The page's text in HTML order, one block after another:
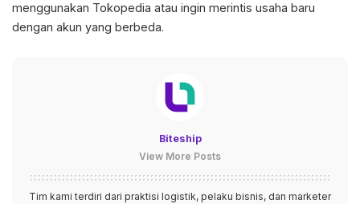
menggunakan Tokopedia atau ingin merintis usaha baru
dengan akun yang berbeda.
Biteship
View More Posts
Tim kami terdiri dari praktisi logistik, pelaku bisnis, dan marketer